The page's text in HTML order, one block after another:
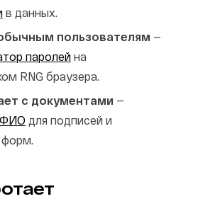
в данных.
пользователям —
паролей на
RNG браузера.
с документами —
ФИО для подписей и